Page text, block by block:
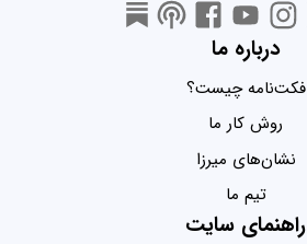
درباره ما
فکت‌نامه چیست؟
روش کار ما
نشان‌های میرزا
تیم ما
راهنمای سایت